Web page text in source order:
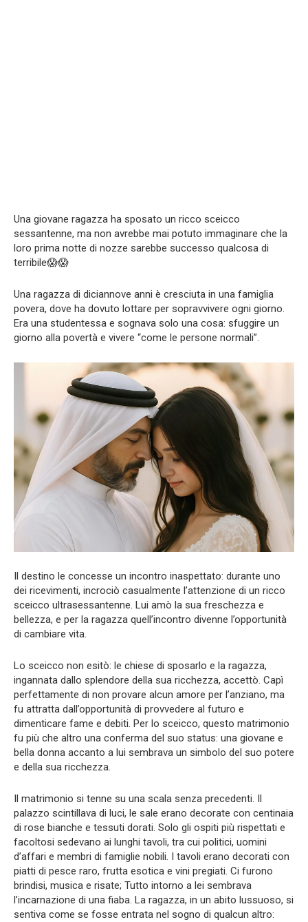
Una giovane ragazza ha sposato un ricco sceicco
sessantenne, ma non avrebbe mai potuto immaginare che la
loro prima notte di nozze sarebbe successo qualcosa di
terribile😱😱
Una ragazza di diciannove anni è cresciuta in una famiglia
povera, dove ha dovuto lottare per sopravvivere ogni giorno.
Era una studentessa e sognava solo una cosa: sfuggire un
giorno alla povertà e vivere “come le persone normali”.
Il destino le concesse un incontro inaspettato: durante uno
dei ricevimenti, incrociò casualmente l’attenzione di un ricco
sceicco ultrasessantenne. Lui amò la sua freschezza e
bellezza, e per la ragazza quell’incontro divenne l’opportunità
di cambiare vita.
Lo sceicco non esitò: le chiese di sposarlo e la ragazza,
ingannata dallo splendore della sua ricchezza, accettò. Capì
perfettamente di non provare alcun amore per l’anziano, ma
fu attratta dall’opportunità di provvedere al futuro e
dimenticare fame e debiti. Per lo sceicco, questo matrimonio
fu più che altro una conferma del suo status: una giovane e
bella donna accanto a lui sembrava un simbolo del suo potere
e della sua ricchezza.
Il matrimonio si tenne su una scala senza precedenti. Il
palazzo scintillava di luci, le sale erano decorate con centinaia
di rose bianche e tessuti dorati. Solo gli ospiti più rispettati e
facoltosi sedevano ai lunghi tavoli, tra cui politici, uomini
d’affari e membri di famiglie nobili. I tavoli erano decorati con
piatti di pesce raro, frutta esotica e vini pregiati. Ci furono
brindisi, musica e risate; Tutto intorno a lei sembrava
l’incarnazione di una fiaba. La ragazza, in un abito lussuoso, si
sentiva come se fosse entrata nel sogno di qualcun altro: